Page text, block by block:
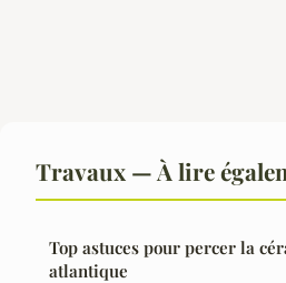
Travaux — À lire
Top astuces pour percer la
atlantique